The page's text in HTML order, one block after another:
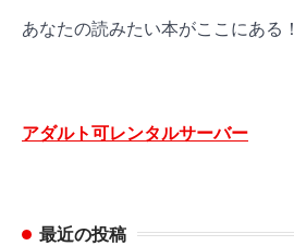
あなたの読みたい本がここにある！
アダルト可レンタルサーバー
最近の投稿